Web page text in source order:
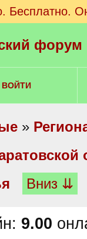
Бесплатно.
ВОЙТИ
»
Вниз ⇊
9.00